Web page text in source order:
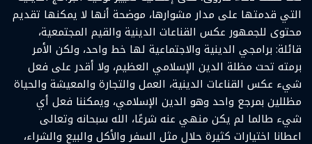
التي قدمتها على مدار مشوارها، موضحة أنها لا يمكنها تقديم
محتوى للجمهور عكس القناعات الدينية والقيم المجتمعية،
قائلة: برامجي الدينية والاجتماعية لها خط واحد، ولكن الأمر
برمته تحت مظلة الدين الإسلامي العظيم، ولا أقدر على فعل
شيء عكس القناعات الدينية، العمل والتجارة والمعيشة والحياة
مظللين بمرجع واحد وهو الدين الإسلامي، ويمكننا فعل أي
شيء طالما لم يكن منهي عنه شرعًا، الله سبحانه وتعالى
اعطانا اختيارات كثيرة حلال مثل السفر والأكل والبيع والشراء،